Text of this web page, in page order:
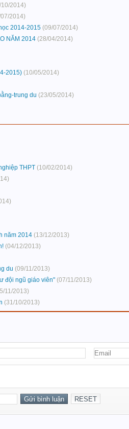
2014)
2014)
2014-2015 (09/07/2014)
NĂM 2014 (28/04/2014)
2015) (10/05/2014)
trung du (23/05/2014)
THPT (10/02/2014)
năm 2014 (13/12/2013)
(04/12/2013)
du (09/11/2013)
đội ngũ giáo viên" (07/11/2013)
11/2013)
(31/10/2013)